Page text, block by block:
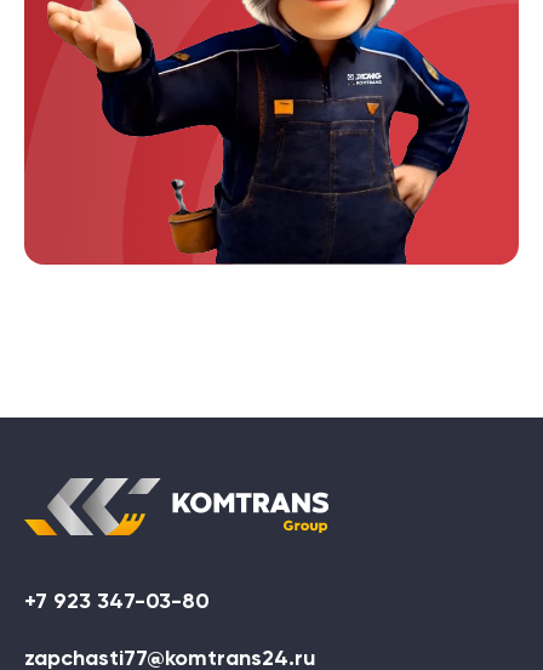
+7 923 347-03-80
zapchasti77@komtrans24.ru